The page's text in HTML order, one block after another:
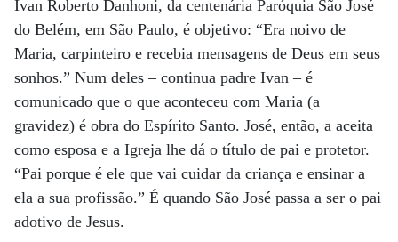
Ivan Roberto Danhoni, da centenária Paróquia São José
do Belém, em São Paulo, é objetivo: “Era noivo de
Maria, carpinteiro e recebia mensagens de Deus em seus
sonhos.” Num deles – continua padre Ivan – é
comunicado que o que aconteceu com Maria (a
gravidez) é obra do Espírito Santo. José, então, a aceita
como esposa e a Igreja lhe dá o título de pai e protetor.
“Pai porque é ele que vai cuidar da criança e ensinar a
ela a sua profissão.” É quando São José passa a ser o pai
adotivo de Jesus.